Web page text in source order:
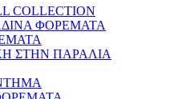
COLLECTION
ΦΟΡΕΜΑΤΑ
ΣΤΗΝ ΠΑΡΑΛΙΑ